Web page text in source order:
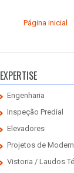
Página inicial
EXPERTISE
Engenharia
Inspeção Predial
Elevadores
Projetos de
Vistoria / Laudos